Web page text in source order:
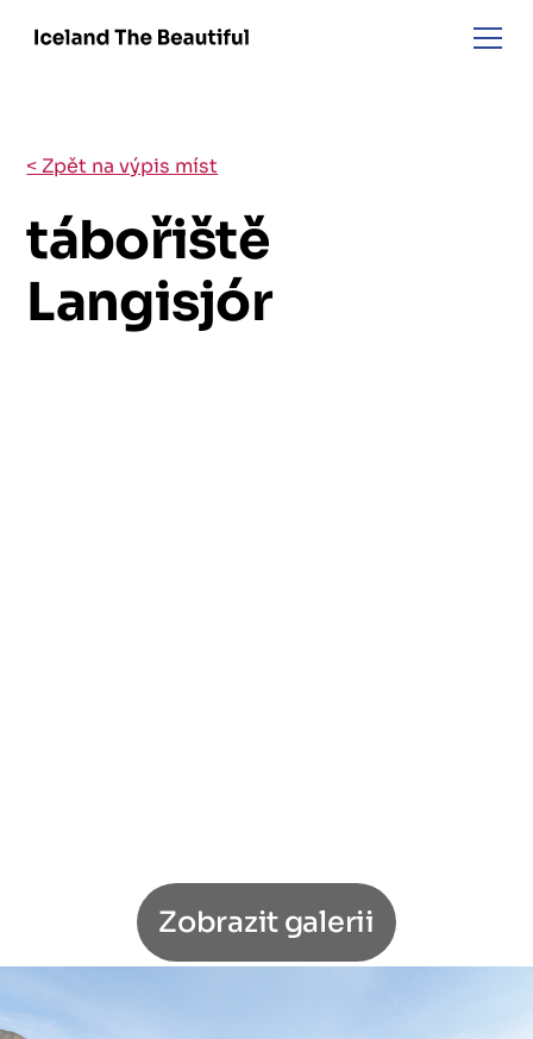
< Zpět na výpis míst
tábořiště
Langisjór
Zobrazit galerii